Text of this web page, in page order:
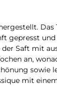
Saft mit
an,
mit